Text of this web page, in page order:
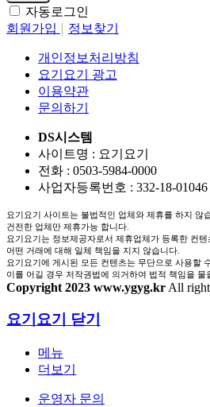
자동로그인
회원가입
정보찾기
개인정보처리방침
요기요기 광고
이용약관
문의하기
DS시스템
사이트명 : 요기요기
전화 : 0503-5984-0000
사업자등록번호 : 332-18-01046
요기요기 사이트는 불법적인 업체와 제휴를 하지 않
건전한 업체만 제휴가능 합니다.
요기요기는 정보제공자로서 제휴업체가 등록한 컨
어떤 거래에 대해 일체 책임을 지지 않습니다.
요기요기에 게시된 모든 컨텐츠는 무단으로 사용할
이를 어길 경우 저작권법에 의거하여 법적 책임을 물
Copyright 2023 www.ygyg.kr All
요기요기 닫기
메뉴
더보기
운영자 문의